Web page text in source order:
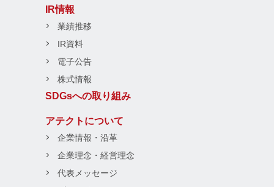
IR情報
業績推移
IR資料
電子公告
株式情報
SDGsへの取り組み
アテクトについて
企業情報・沿革
企業理念・経営理念
代表メッセージ